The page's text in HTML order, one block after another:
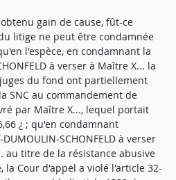
gain de cause, fût-ce
litige ne peut être condamnée
l'espèce, en condamnant la
à verser à Maître X... la
juges du fond ont partiellement
SNC au commandement de
par Maître X..., lequel portait
¿ ; qu'en condamnant
SCHONFELD à verser
au titre de la résistance abusive
Cour d'appel a violé l'article 32-